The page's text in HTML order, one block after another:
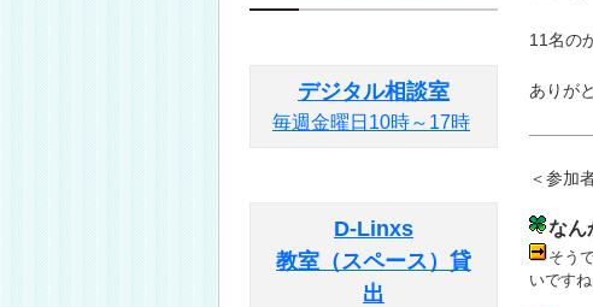
デジタル相談室
毎週金曜日10時～17時
D-Linxs
教室（スペース）貸
出
11名の
ありが
＜参加
なん
そう
いですね